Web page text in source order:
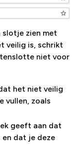
slotje zien met
veilig is, schrikt
niet voor
het niet veilig
vullen, zoals
geeft aan dat
en dat je deze